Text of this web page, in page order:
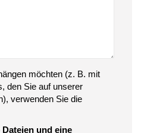
möchten (z. B. mit
den Sie auf unserer
verwenden Sie die
und eine